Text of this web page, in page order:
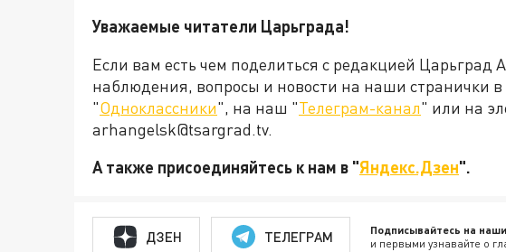
Уважаемые читатели Царьграда!
Если вам есть чем поделиться с редакцией Царьград
наблюдения, вопросы и новости на наши странички в
"Одноклассники", на наш "Телеграм-канал" или на
arhangelsk@tsargrad.tv.
А также присоединяйтесь к нам в "Яндекс.Дзен".
ДЗЕН ТЕЛЕГРАМ Подписывайтесь на
и первыми узнавайте о